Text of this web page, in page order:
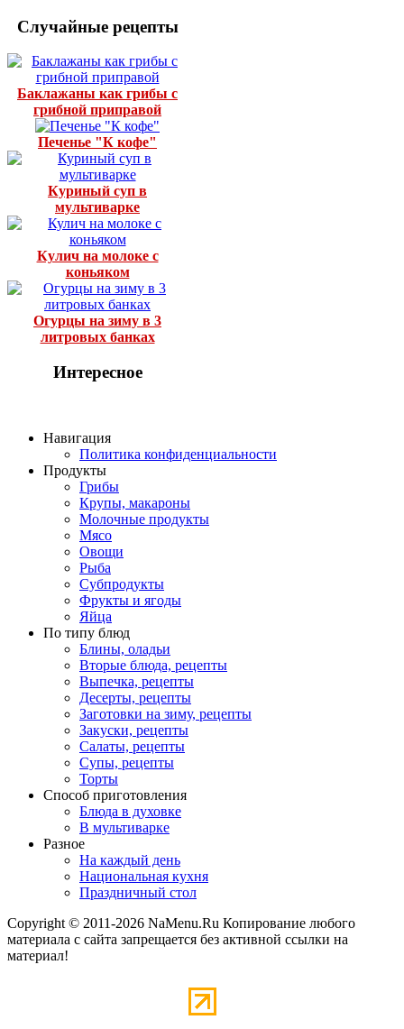
Случайные рецепты
Баклажаны как грибы с
грибной приправой
Печенье "К кофе"
Куриный суп в
мультиварке
Кулич на молоке с
коньяком
Огурцы на зиму в 3
литровых банках
Интересное
Навигация
Политика конфиденциальности
Продукты
Грибы
Крупы, макароны
Молочные продукты
Мясо
Овощи
Рыба
Субпродукты
Фрукты и ягоды
Яйца
По типу блюд
Блины, оладьи
Вторые блюда, рецепты
Выпечка, рецепты
Десерты, рецепты
Заготовки на зиму, рецепты
Закуски, рецепты
Салаты, рецепты
Супы, рецепты
Торты
Способ приготовления
Блюда в духовке
В мультиварке
Разное
На каждый день
Национальная кухня
Праздничный стол
Copyright © 2011-2026 NaMenu.Ru Копирование любого
материала с сайта запрещается без активной ссылки на
материал!